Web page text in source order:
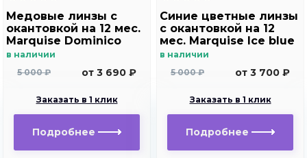
Медовые линзы c
окантовкой на 12 мес.
Marquise Dominico
brown /Медовые
темных глаз с
в наличии
5 000 ₽
от 3 690 ₽
Заказать в 1 клик
Подробнее
Синие цветные линзы
c окантовкой на 12
мес. Marquise Ice blue
в наличии
5 000 ₽
от 3 700 ₽
Заказать в 1 клик
Подробнее